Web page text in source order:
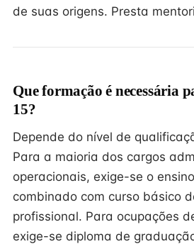
de suas origens. Presta
Que formação é necessária
15?
Depende do nível de
Para a maioria dos cargos
operacionais, exige-se o
combinado com curso básico
profissional. Para ocupações
exige-se diploma de